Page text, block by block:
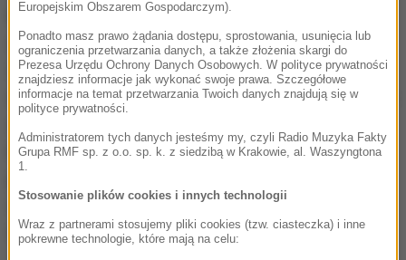
Bałtyckiej w obwodzie kaliningradzkim. Statek
dopłynął w rejon późniejszych eksplozji wieczorem
21 września, czyli na pięć dni przed pierwszą
detonacją. "Jest to jednostka służąca m.in. wsparciu
Posiada dźwig o znacznej sile podnoszenia" -
wojskowości z Uniwersytetu w Kopenhadze Jens
Wenzel Kristoffersen.
Europejskim Obszarem Gospodarczym).
Ponadto masz prawo żądania dostępu, sprostowania, usunięcia lub
ograniczenia przetwarzania danych, a także złożenia skargi do
Prezesa Urzędu Ochrony Danych Osobowych. W polityce prywatności
znajdziesz informacje jak wykonać swoje prawa. Szczegółowe
informacje na temat przetwarzania Twoich danych znajdują się w
polityce prywatności.
Administratorem tych danych jesteśmy my, czyli Radio Muzyka Fakty
Grupa RMF sp. z o.o. sp. k. z siedzibą w Krakowie, al. Waszyngtona
1.
Stosowanie plików cookies i innych technologii
Wraz z partnerami stosujemy pliki cookies (tzw. ciasteczka) i inne
pokrewne technologie, które mają na celu: